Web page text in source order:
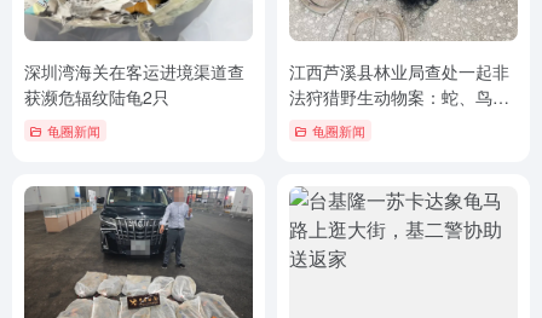
深圳湾海关在客运进境渠道查
获濒危辐纹陆龟2只
龟圈新闻
江西芦溪县林业局查处一起非
法狩猎野生动物案：蛇、鸟和
陆龟龟圈新闻